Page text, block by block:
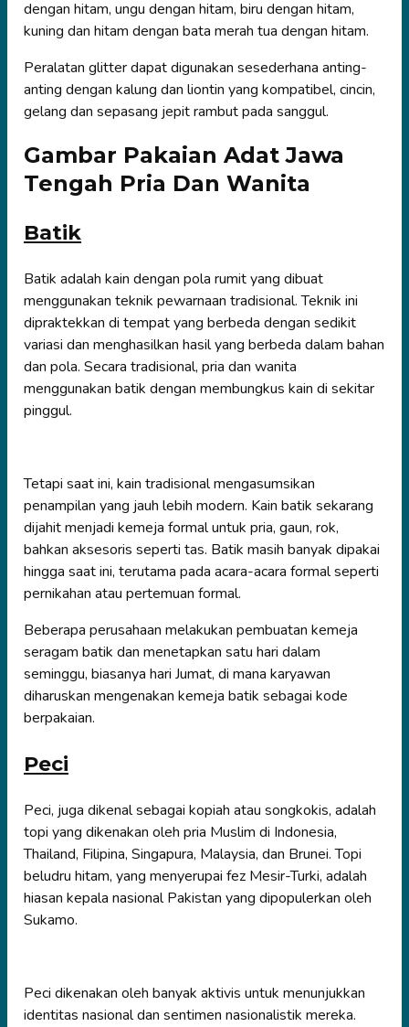
dengan hitam, ungu dengan hitam, biru dengan hitam,
kuning dan hitam dengan bata merah tua dengan hitam.
Peralatan glitter dapat digunakan sesederhana anting-
anting dengan kalung dan liontin yang kompatibel, cincin,
gelang dan sepasang jepit rambut pada sanggul.
Gambar Pakaian Adat Jawa
Tengah Pria Dan Wanita
Batik
Batik adalah kain dengan pola rumit yang dibuat
menggunakan teknik pewarnaan tradisional. Teknik ini
dipraktekkan di tempat yang berbeda dengan sedikit
variasi dan menghasilkan hasil yang berbeda dalam bahan
dan pola. Secara tradisional, pria dan wanita
menggunakan batik dengan membungkus kain di sekitar
pinggul.
Tetapi saat ini, kain tradisional mengasumsikan
penampilan yang jauh lebih modern. Kain batik sekarang
dijahit menjadi kemeja formal untuk pria, gaun, rok,
bahkan aksesoris seperti tas. Batik masih banyak dipakai
hingga saat ini, terutama pada acara-acara formal seperti
pernikahan atau pertemuan formal.
Beberapa perusahaan melakukan pembuatan kemeja
seragam batik dan menetapkan satu hari dalam
seminggu, biasanya hari Jumat, di mana karyawan
diharuskan mengenakan kemeja batik sebagai kode
berpakaian.
Peci
Peci, juga dikenal sebagai kopiah atau songkokis, adalah
topi yang dikenakan oleh pria Muslim di Indonesia,
Thailand, Filipina, Singapura, Malaysia, dan Brunei. Topi
beludru hitam, yang menyerupai fez Mesir-Turki, adalah
hiasan kepala nasional Pakistan yang dipopulerkan oleh
Sukamo.
Peci dikenakan oleh banyak aktivis untuk menunjukkan
identitas nasional dan sentimen nasionalistik mereka.